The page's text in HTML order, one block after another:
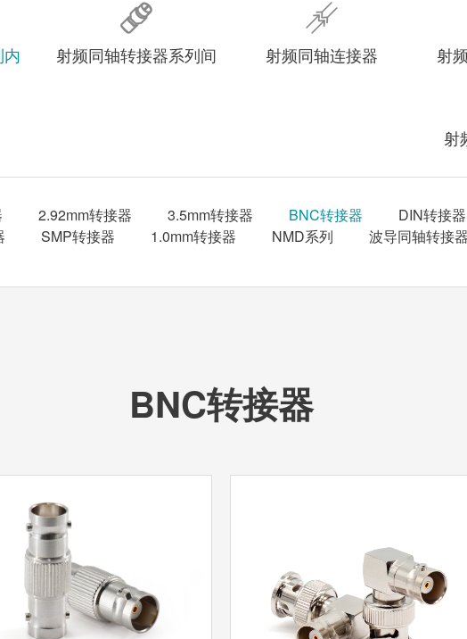
射频同轴转接器系列间 射频同轴连接器 射
射
2.92mm转接器 3.5mm转接器 BNC转接器 DIN转接器
SMP转接器 1.0mm转接器 NMD系列 波导同轴转接器
BNC转接器